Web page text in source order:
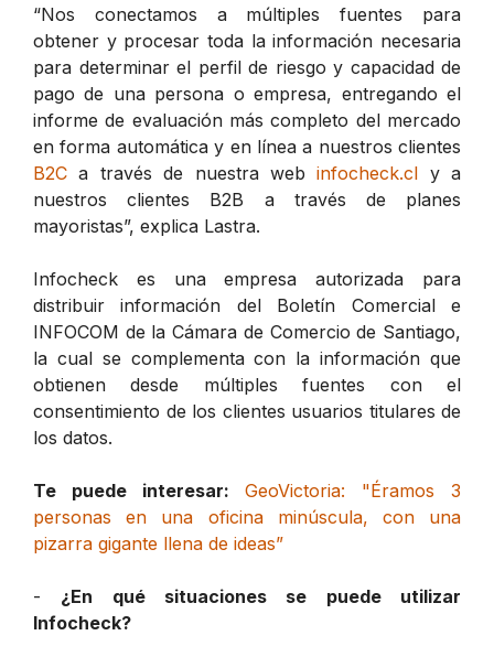
“Nos conectamos a múltiples fuentes para
obtener y procesar toda la información necesaria
para determinar el perfil de riesgo y capacidad de
pago de una persona o empresa, entregando el
informe de evaluación más completo del mercado
en forma automática y en línea a nuestros clientes
B2C a través de nuestra webinfocheck.cl y a
nuestros clientes B2B a través de planes
mayoristas”, explica Lastra.
Infocheck es una empresa autorizada para
distribuir información del Boletín Comercial e
INFOCOM de la Cámara de Comercio de Santiago,
la cual se complementa con la información que
obtienen desde múltiples fuentes con el
consentimiento de los clientes usuarios titulares de
los datos.
Te puede interesar: GeoVictoria: "Éramos 3
personas en una oficina minúscula, con una
pizarra gigante llena de ideas”
- ¿En qué situaciones se puede utilizar
Infocheck?